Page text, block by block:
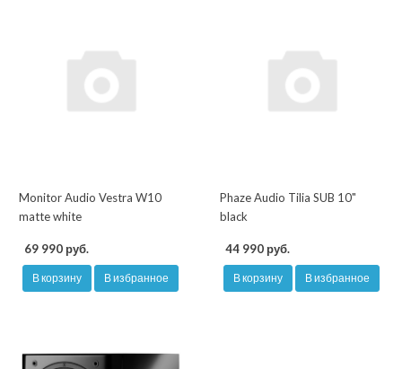
Monitor Audio Vestra W10
matte white
69 990 руб.
В корзину В избранное
Phaze Audio Tilia SUB 10"
black
44 990 руб.
В корзину В избранное